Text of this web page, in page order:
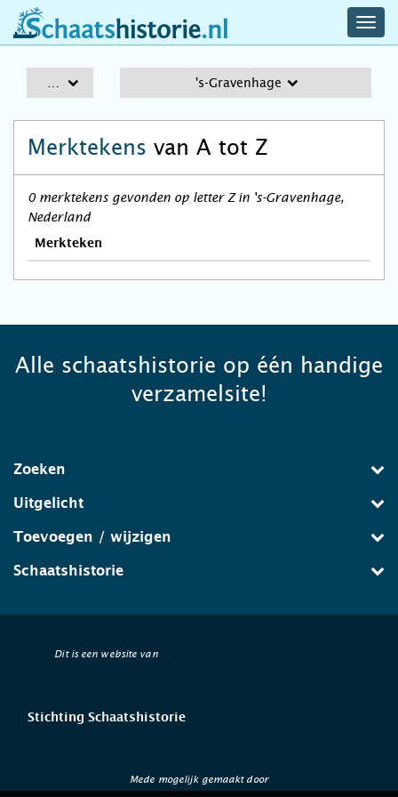
schaatshistorie.nl
's-Gravenhage
Merktekens van A tot Z
0 merktekens gevonden op letter Z in 's-Gravenhage,
Nederland
Merkteken
Alle schaatshistorie op één handige
verzamelsite!
Zoeken
Uitgelicht
Toevoegen / wijzigen
Schaatshistorie
Dit is een website van
Stichting Schaatshistorie
Mede mogelijk gemaakt door